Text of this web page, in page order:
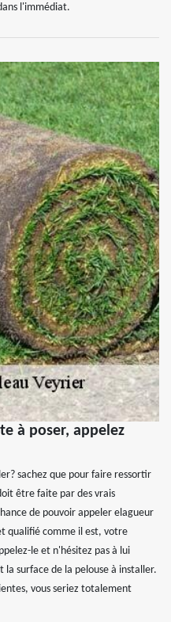
l'immédiat.
à poser, appelez
sachez que pour faire ressortir
être faite par des vrais
de pouvoir appeler elagueur
qualifié comme il est, votre
le et n'hésitez pas à lui
surface de la pelouse à installer.
vous seriez totalement